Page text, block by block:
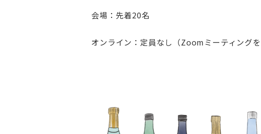
会場：先着20名
オンライン：定員なし（Zoomミーティング